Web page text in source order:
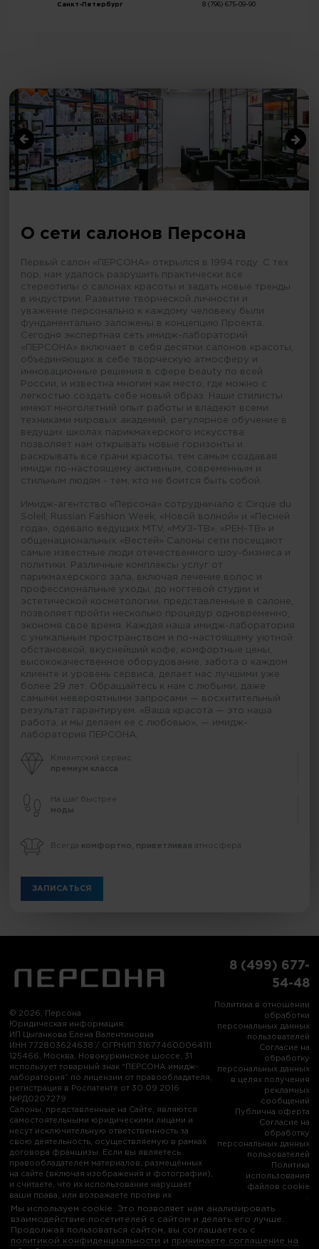
Санкт-Петербург 8 (796) 675-09-90
О сети салонов Персона
Первый салон «ПЕРСОНА» открылся в 1994 году. С тех
пор, нам удалось разрушить практически все
стереотипы о салонах красоты и задать новые тренды
в индустрии. Развитие творческой личности и
уважение персонально к каждому человеку были
фундаментально заложены в концепцию Проекта.
Сегодня экспертная сеть имидж-лабораторий
«ПЕРСОНА» включает в себя десятки салонов красоты,
объединяющих в себе творческую атмосферу и
инновационные решения в сфере beauty по всей
России, и известна многим как место, где можно с
легкостью создать себе новый образ. Наши стилисты
имеют многолетний опыт работы и владеют всеми
техниками мировых академий, регулярное обучение в
ведущих школах парикмахерского искусства
позволяет нам открывать новые горизонты и
раскрывать все грани красоты, тем самым создавая
имидж по-настоящему активным, современным и
стильным людям - тем, кто не боится быть собой.
Имидж-агентство «Персона» сотрудничало с Cirque du
Soleil, Russian Fashion Week, «Новой волной» и «Песней
года», одевало ведущих MTV, «МУЗ-ТВ», «РЕН-ТВ» и
общенациональных «Вестей» Салоны сети посещают
самые известные люди отечественного шоу-бизнеса и
политики. Различные комплексы услуг от
парикмахерского зала, включая лечение волос и
профессиональные уходы, до ногтевой студии и
эстетической косметологии, представленные в салоне,
позволяет пройти несколько процедур одновременно,
экономя свое время. Каждая наша имидж-лаборатория
с уникальным пространством и по-настоящему уютной
обстановкой, вкуснейший кофе, комфортные цены,
высококачественное оборудование, забота о каждом
клиенте и уровень сервиса, делает нас лучшими уже
более 29 лет. Обращайтесь к нам с любыми, даже
самыми невероятными запросами — восхитительный
результат гарантируем. «Ваша красота — это наша
работа, и мы делаем ее с любовью», — имидж-
лаборатория ПЕРСОНА.
Клиентский сервис
премиум класса
На шаг быстрее
моды
Всегда комфортно, приветливая атмосфера
ЗАПИСАТЬСЯ
© 2026, Персона
Юридическая информация:
ИП Цыганкова Елена Валентиновна
ИНН 772803624638 / ОГРНИП 316774600064111
125466, Москва, Новокуркинское шоссе, 31
использует товарный знак “ПЕРСОНА имидж-
лаборатория” по лицензии от правообладателя,
регистрация в Роспатенте от 30.09.2016
№РД0207279
Салоны, представленные на Сайте, являются
самостоятельными юридическими лицами и
несут исключительную ответственность за
свою деятельность, осуществляемую в рамках
договора франшизы. Если вы являетесь
правообладателем материалов, размещённых
на сайте (включая изображения и фотографии),
и считаете, что их использование нарушает
ваши права, или возражаете против их
использования, пожалуйста, свяжитесь с нами:
info@persona-city.ru
8 (499) 677-
54-48
Политика в отношении
обработки
персональных данных
пользователей
Согласие на
обработку
персональных данных
в целях получения
рекламных
сообщений
Публична оферта
Согласие на
обработку
персональных данных
пользователей
Политика
использования
файлов cookie
Мы используем cookie. Это позволяет нам анализировать
взаимодействие посетителей с сайтом и делать его лучше.
Продолжая пользоваться сайтом, вы соглашаетесь с
политикой конфиденциальности и принимаете соглашение на